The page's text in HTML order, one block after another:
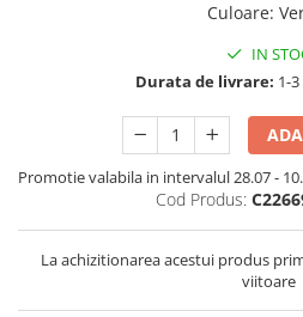
Culoare:
IN
Durata de livrare: 1-
Promotie valabila in intervalul 28.07 -
Cod Produs:
La achizitionarea acestui produs
viitoare